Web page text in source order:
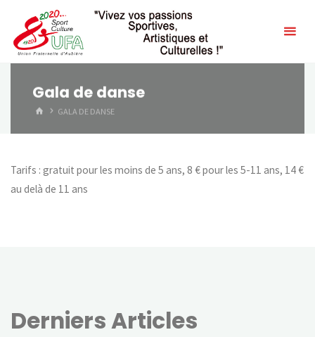
content
Gala de danse
HOMEGALA DE DANSE
Tarifs : gratuit pour les moins de 5 ans, 8 € pour les 5-11 ans, 14 €
au delà de 11 ans
Derniers Articles